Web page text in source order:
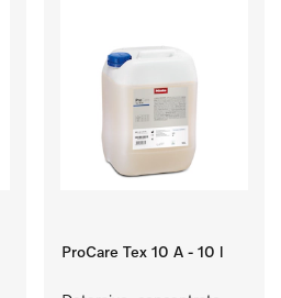
ProCare Tex 10 A - 10 l